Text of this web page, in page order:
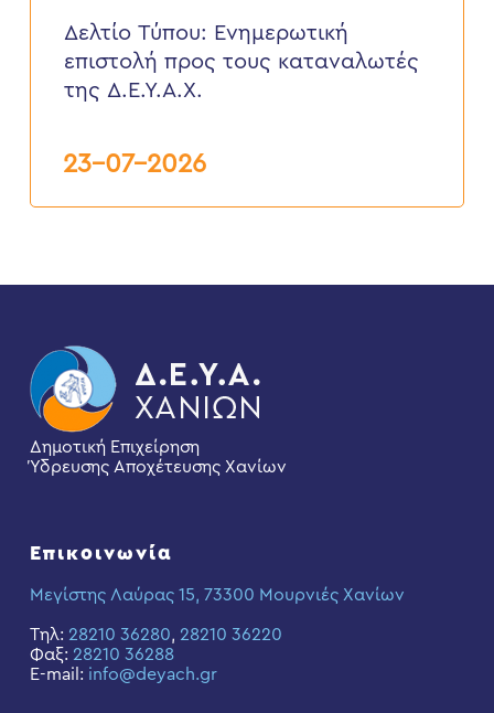
επιστολή
προς
τους
καταναλωτές
Δελτίο Τύπου: Eνημερωτική
επιστολή προς τους καταναλωτές
της Δ.Ε.Υ.Α.Χ.
23-07-2026
Δημοτική Επιχείρηση
Ύδρευσης Αποχέτευσης Χανίων
Επικοινωνία
Μεγίστης Λαύρας 15, 73300 Μουρνιές Χανίων
Τηλ: 28210 36280, 28210 36220
Φαξ: 28210 36288
E-mail: info@deyach.gr